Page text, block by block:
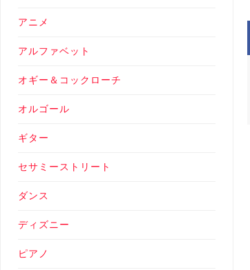
アニメ
アルファベット
オギー＆コックローチ
オルゴール
ギター
セサミーストリート
ダンス
ディズニー
ピアノ